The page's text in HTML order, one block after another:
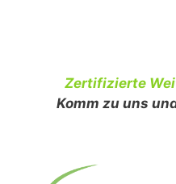
Zertifizierte
Komm zu uns